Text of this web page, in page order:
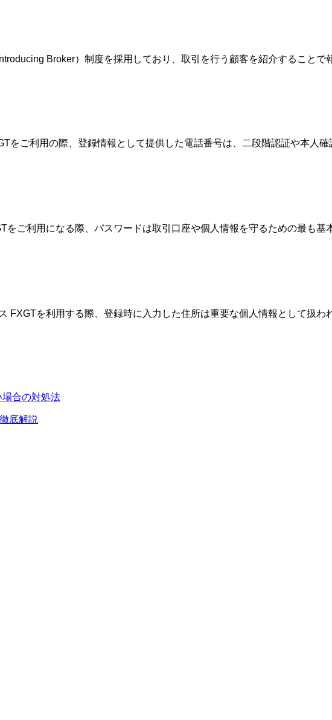
Broker）制度を採用しており、取引を行う顧客を紹介すること
をご利用の際、登録情報として提供した電話番号は、二段階認証や本人
をご利用になる際、パスワードは取引口座や個人情報を守るための最も
FXGTを利用する際、登録時に入力した住所は重要な個人情報として扱
合の対処法
底解説